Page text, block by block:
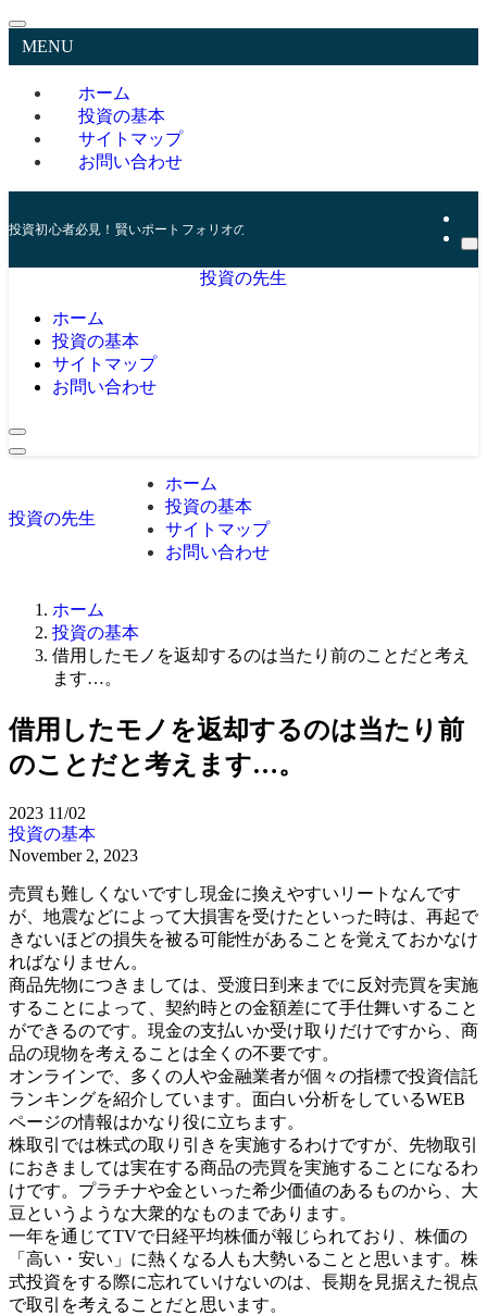
MENU
ホーム
投資の基本
サイトマップ
お問い合わせ
投資初心者必見！賢いポートフォリオの組み方とリスク管理の秘訣
投資の先生
ホーム
投資の基本
サイトマップ
お問い合わせ
投資の先生
ホーム
投資の基本
サイトマップ
お問い合わせ
ホーム
投資の基本
借用したモノを返却するのは当たり前のことだと考え
ます…。
借用したモノを返却するのは当たり前
のことだと考えます…。
2023 11/02
投資の基本
November 2, 2023
売買も難しくないですし現金に換えやすいリートなんです
が、地震などによって大損害を受けたといった時は、再起で
きないほどの損失を被る可能性があることを覚えておかなけ
ればなりません。
商品先物につきましては、受渡日到来までに反対売買を実施
することによって、契約時との金額差にて手仕舞いすること
ができるのです。現金の支払いか受け取りだけですから、商
品の現物を考えることは全くの不要です。
オンラインで、多くの人や金融業者が個々の指標で投資信託
ランキングを紹介しています。面白い分析をしているWEB
ページの情報はかなり役に立ちます。
株取引では株式の取り引きを実施するわけですが、先物取引
におきましては実在する商品の売買を実施することになるわ
けです。プラチナや金といった希少価値のあるものから、大
豆というような大衆的なものまであります。
一年を通じてTVで日経平均株価が報じられており、株価の
「高い・安い」に熱くなる人も大勢いることと思います。株
式投資をする際に忘れていけないのは、長期を見据えた視点
で取引を考えることだと思います。